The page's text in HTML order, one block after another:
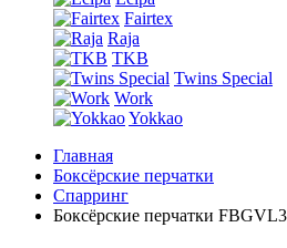
Fairtex
Raja
TKB
Twins Special
Work
Yokkao
Главная
Боксёрские перчатки
Спарринг
Боксёрские перчатки